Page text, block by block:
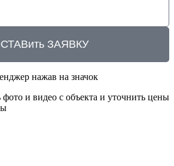
ЗАЯВКУ
нажав на значок
и видео с объекта и уточнить цены